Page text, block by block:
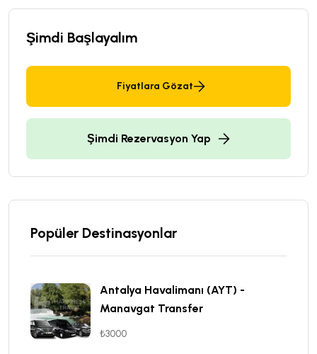
Şimdi Başlayalım
Fiyatlara Gözat
Şimdi Rezervasyon Yap
Popüler Destinasyonlar
Antalya Havalimanı (AYT) -
Manavgat Transfer
₺3000